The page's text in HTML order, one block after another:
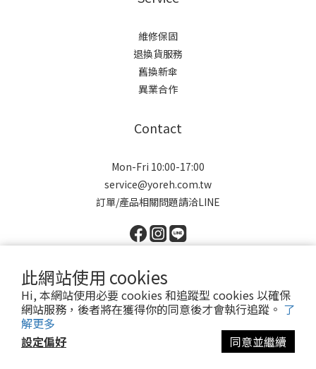
此網站使用 cookies
Hi, 本網站使用必要 cookies 和追蹤型 cookies 以確保
網站服務，後者將在獲得你的同意後才會執行追蹤。 了
解更多
設定偏好
同意並繼續
維修保固
退換貨服務
舊換新傘
異業合作
Contact
Mon-Fri 10:00-17:00
service@yoreh.com.tw
訂單/產品相關問題請洽LINE
Copyright © 2021 Yoreh. All rights reserved.
悠若有限公司 | 91043801